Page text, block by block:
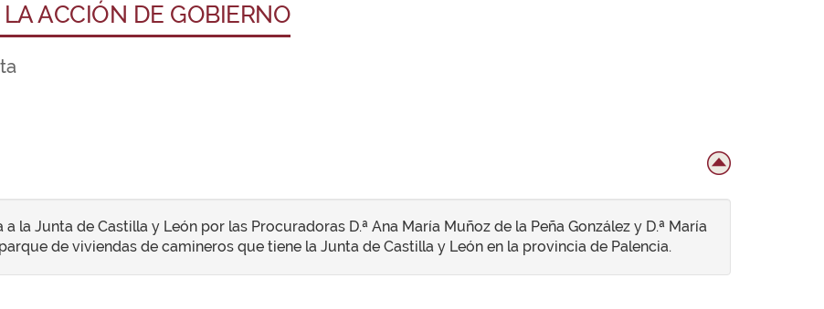
ACCIÓN DE GOBIERNO
la Junta de Castilla y León por las Procuradoras D.ª Ana María Muñoz de la Peña González y D.ª María
de viviendas de camineros que tiene la Junta de Castilla y León en la provincia de Palencia.